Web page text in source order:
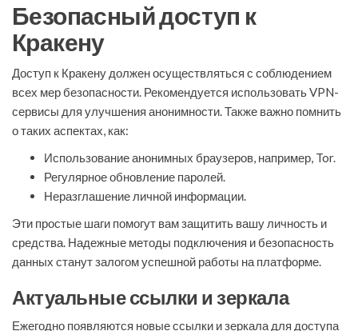
Безопасный доступ к
Кракену
Доступ к Кракену должен осуществляться с соблюдением
всех мер безопасности. Рекомендуется использовать VPN-
сервисы для улучшения анонимности. Также важно помнить
о таких аспектах, как:
Использование анонимных браузеров, например, Tor.
Регулярное обновление паролей.
Неразглашение личной информации.
Эти простые шаги помогут вам защитить вашу личность и
средства. Надежные методы подключения и безопасность
данных станут залогом успешной работы на платформе.
Актуальные ссылки и зеркала
Ежегодно появляются новые ссылки и зеркала для доступа